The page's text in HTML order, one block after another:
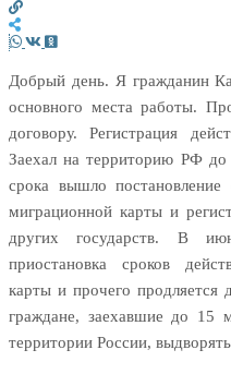
Добрый день. Я гражданин
основного места работы.
договору. Регистрация
Заехал на территорию РФ
срока вышло постановление
миграционной карты и
других государств. В
приостановка сроков
карты и прочего продляется
граждане, заехавшие до 15
территории России,